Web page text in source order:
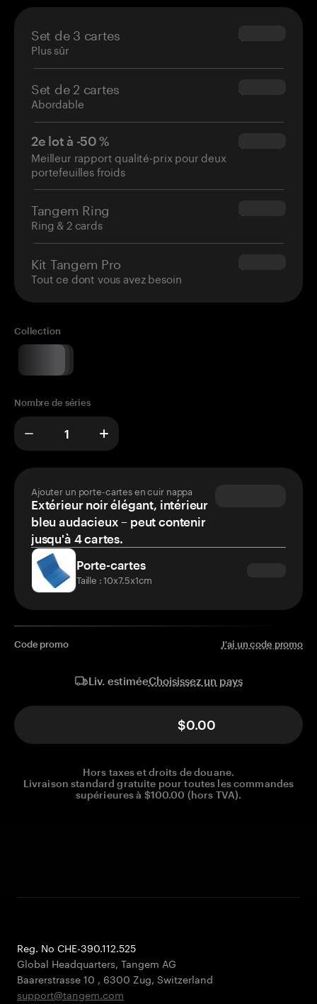
Set de 3 cartes
Plus sûr
$69.90
Set de 2 cartes
Abordable
$54.90
2e lot à -50 %
Meilleur rapport qualité-prix pour deux
portefeuilles froids
$34.95
Tangem Ring
Ring & 2 cards
$160.00
Kit Tangem Pro
Tout ce dont vous avez besoin
$180.00
Collection
Nombre de séries
Ajouter un porte-cartes en cuir nappa
Extérieur noir élégant, intérieur
bleu audacieux – peut contenir
jusqu'à 4 cartes.
Porte-cartes
Taille : 10x7.5x1cm
Code promo J'ai un code promo
Liv. estiméeChoisissez un pays
$0.00
Hors taxes et droits de douane.
Livraison standard gratuite pour toutes les commandes
supérieures à $100.00 (hors TVA).
Reg. No CHE-390.112.525
Global Headquarters, Tangem AG
Baarerstrasse 10 , 6300 Zug, Switzerland
support@tangem.com